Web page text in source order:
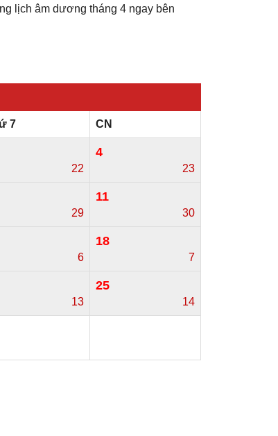
lịch âm dương tháng 4 ngay bên
7 CN
22
4
23
29
11
30
6
18
7
13
25
14